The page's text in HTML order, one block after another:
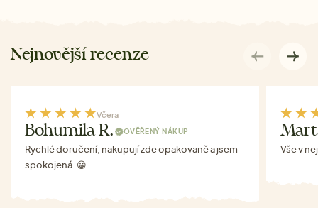
Nejnovější recenze
Včera
Bohumila R. OVĚŘENÝ NÁKUP
Rychlé doručení, nakupují zde opakovaně a jsem
spokojená. 😀
Vše v